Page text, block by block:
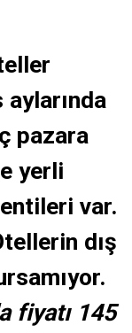
pazara
yerli
var.
dış
fiyatı 145